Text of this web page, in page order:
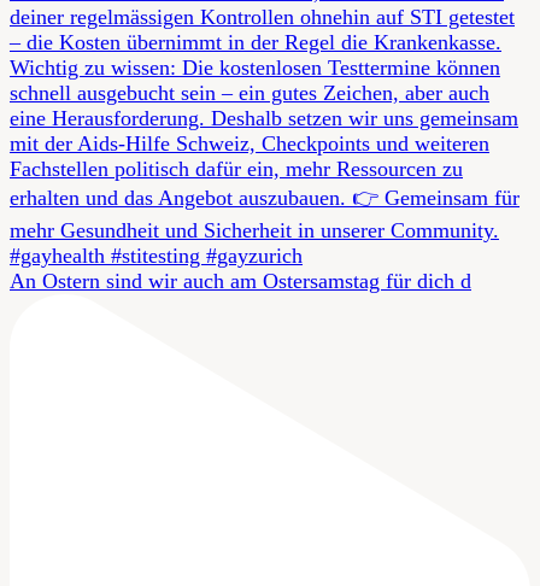
An Ostern sind wir auch am Ostersamstag für dich d